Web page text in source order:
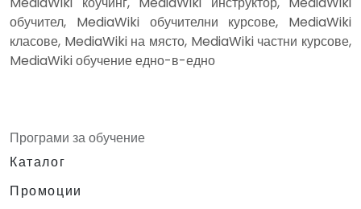
обучител, MediaWiki обучителни курсове, MediaWiki
класове, MediaWiki на място, MediaWiki частни курсове,
MediaWiki обучение едно-в-едно
Програми за обучение
Каталог
Промоции